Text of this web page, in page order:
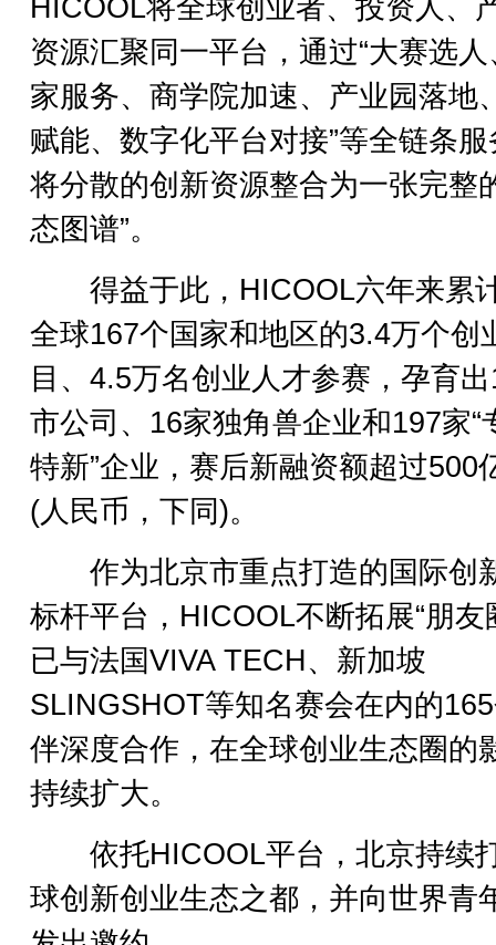
HICOOL将全球创业者、投资人、
资源汇聚同一平台，通过“大赛选
家服务、商学院加速、产业园落地
赋能、数字化平台对接”等全链条
将分散的创新资源整合为一张完整
态图谱”。
得益于此，HICOOL六年来累
全球167个国家和地区的3.4万个创
目、4.5万名创业人才参赛，孕育
市公司、16家独角兽企业和197家“
特新”企业，赛后新融资额超过500
(人民币，下同)。
作为北京市重点打造的国际创
标杆平台，HICOOL不断拓展“朋友
已与法国VIVA TECH、新加坡
SLINGSHOT等知名赛会在内的
伴深度合作，在全球创业生态圈的
持续扩大。
依托HICOOL平台，北京持续
球创新创业生态之都，并向世界青